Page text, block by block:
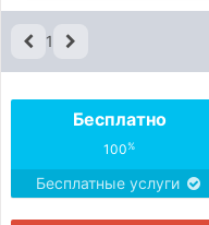
1
Бесплатно
100%
Бесплатные услуги